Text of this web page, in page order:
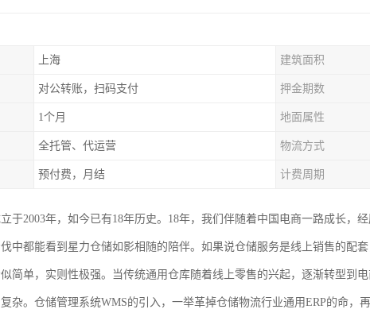
上海 建筑面积
对公转账，扫码支付 押金期数
1个月 地面属性
全托管、代运营 物流方式
预付费，月结 计费周期
于2003年，如今已有18年历史。18年，我们伴随着中国电商一路成长，
中都能看到星力仓储如影相随的陪伴。如果说仓储服务是线上销售的配
简单，实则性极强。当传统通用仓库随着线上零售的兴起，逐渐转型到
杂。仓储管理系统WMS的引入，一举革掉仓储物流行业通用ERP的命，